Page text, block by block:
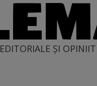
EDITORIALE ȘI OPINII